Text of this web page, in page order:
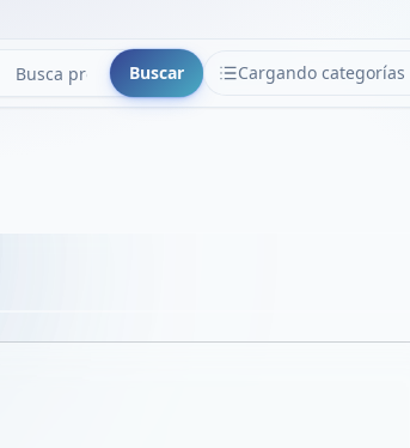
Buscar Cargando categorías
CATEGORÍAS
VER EN PANTALLA COMPLETA